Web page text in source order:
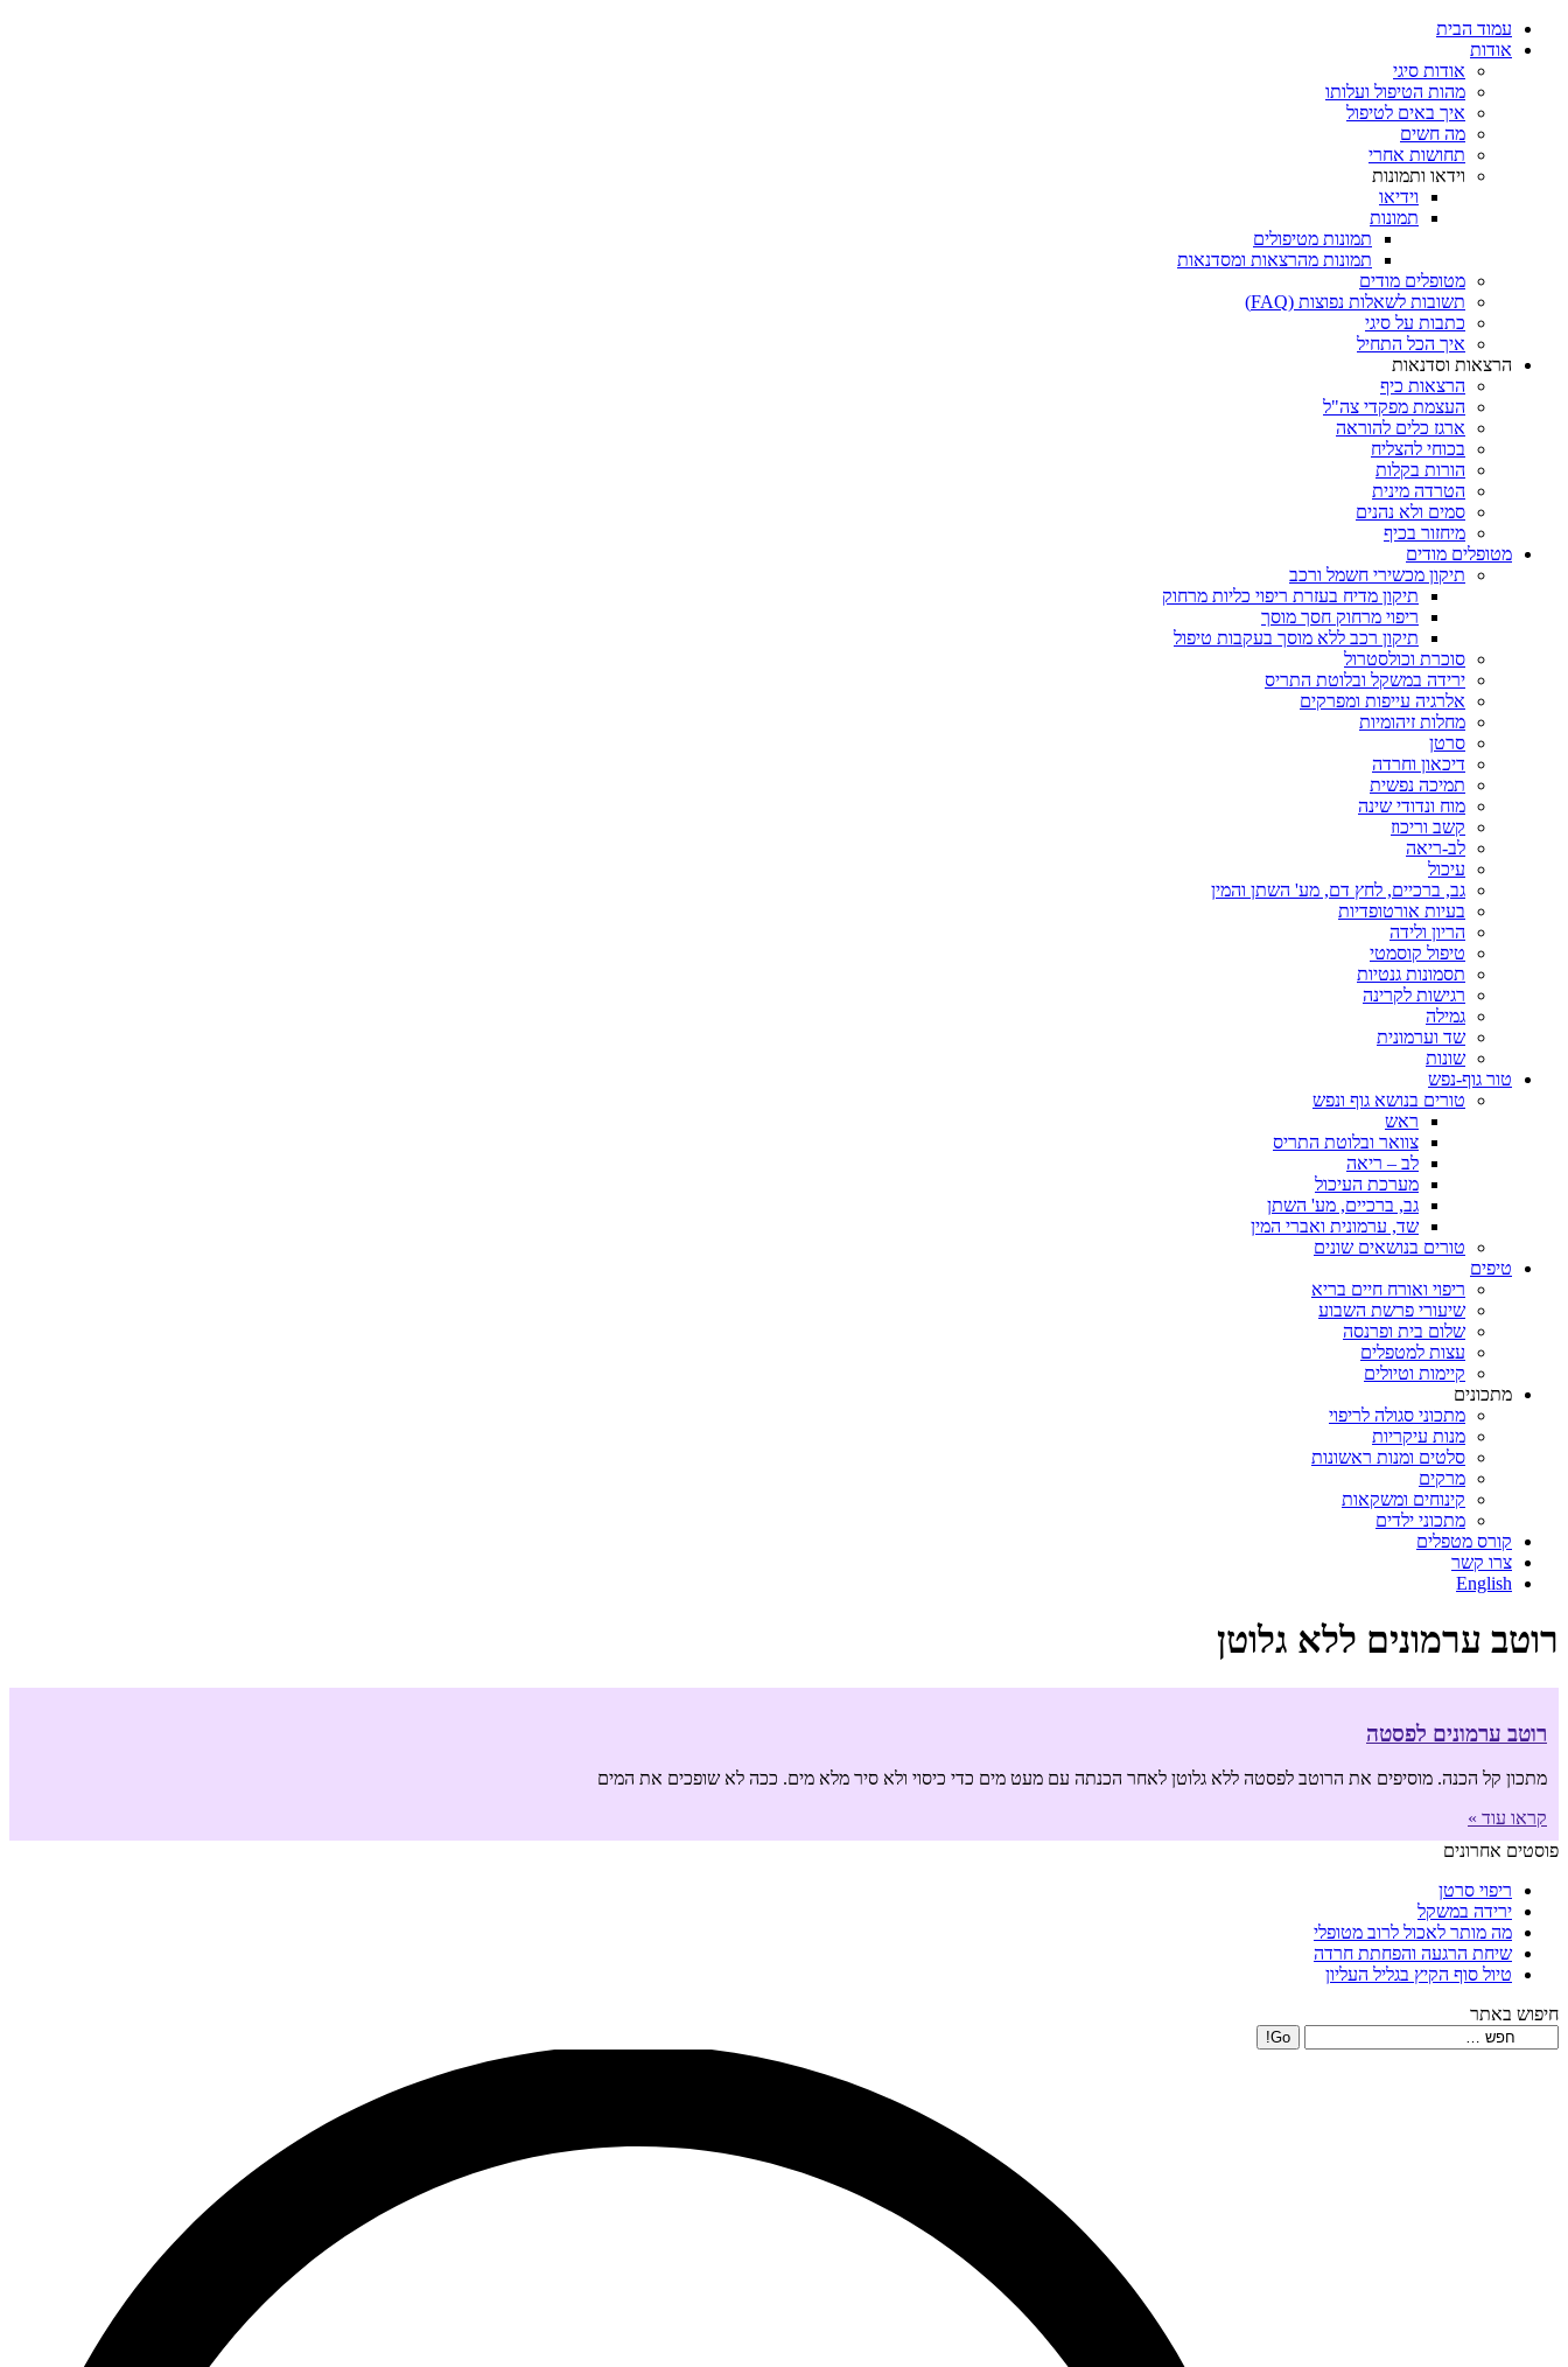
עמוד הבית
אודות
אודות סיגי
מהות הטיפול ועלותו
איך באים לטיפול
מה חשים
תחושות אחרי
וידאו ותמונות
וידיאו
תמונות
תמונות מטיפולים
תמונות מהרצאות ומסדנאות
מטופלים מודים
תשובות לשאלות נפוצות (FAQ)
כתבות על סיגי
איך הכל התחיל
הרצאות וסדנאות
הרצאות כיף
העצמת מפקדי צה"ל
ארגז כלים להוראה
בכוחי להצליח
הורות בקלות
הטרדה מינית
סמים ולא נהנים
מיחזור בכיף
מטופלים מודים
תיקון מכשירי חשמל ורכב
תיקון מדיח בעזרת ריפוי כליות מרחוק
ריפוי מרחוק חסך מוסך
תיקון רכב ללא מוסך בעקבות טיפול
סוכרת וכולסטרול
ירידה במשקל ובלוטת התריס
אלרגיה עייפות ומפרקים
מחלות זיהומיות
סרטן
דיכאון וחרדה
תמיכה נפשית
מוח ונדודי שינה
קשב וריכוז
לב-ריאה
עיכול
גב, ברכיים, לחץ דם, מע' השתן והמין
בעיות אורטופדיות
הריון ולידה
טיפול קוסמטי
תסמונות גנטיות
רגישות לקרינה
גמילה
שד וערמונית
שונות
טור גוף-נפש
טורים בנושא גוף ונפש
ראש
צוואר ובלוטת התריס
לב – ריאה
מערכת העיכול
גב, ברכיים, מע' השתן
שד, ערמונית ואברי המין
טורים בנושאים שונים
טיפים
ריפוי ואורח חיים בריא
שיעורי פרשת השבוע
שלום בית ופרנסה
עצות למטפלים
קיימות וטיולים
מתכונים
מתכוני סגולה לריפוי
מנות עיקריות
סלטים ומנות ראשונות
מרקים
קינוחים ומשקאות
מתכוני ילדים
קורס מטפלים
צרו קשר
English
רוטב ערמונים ללא גלוטן
רוטב ערמונים לפסטה
מתכון קל הכנה. מוסיפים את הרוטב לפסטה ללא גלוטן לאחר הכנתה עם מעט מים כדי כיסוי ולא סיר מלא מים. ככה לא שופכים את המים
קראו עוד »
פוסטים אחרונים
ריפוי סרטן
ירידה במשקל
מה מותר לאכול לרוב מטופלי
שיחת הרגעה והפחתת חרדה
טיול סוף הקיץ בגליל העליון
חיפוש באתר
Search: